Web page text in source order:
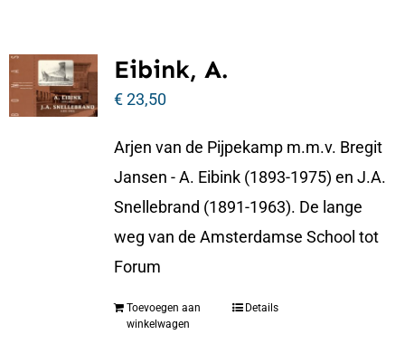
Eibink, A.
€23,50
Arjen van de Pijpekamp m.m.v. Bregit
Jansen - A. Eibink (1893-1975) en J.A.
Snellebrand (1891-1963). De lange
weg van de Amsterdamse School tot
Forum
Toevoegen aan
winkelwagen
Details